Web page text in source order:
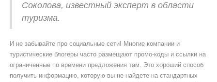
Соколова, известный эксперт в области
туризма.
И не забывайте про социальные сети! Многие компании и
туристические блогеры часто размещают промо-коды и ссылки на
ограниченные по времени предложения там. Это хороший способ
получить информацию, которую вы не найдете на стандартных